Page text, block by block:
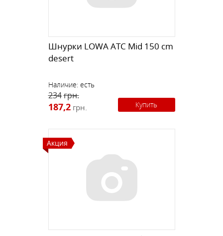
Шнурки LOWA ATC Mid 150 cm
desert
Наличие: есть
234грн.
187,2 грн. Купить
Акция